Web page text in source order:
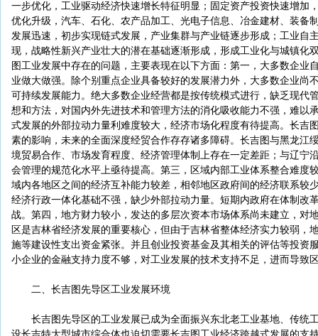
一步优化，工业驱动经济快速增长特征明显；固定资产投资快速增加
优化升级，汽车、石化、农产品加工、光电子信息、冶金建材、装备
发展迅速，初步实现链式发展，产业集群与产业链逐步形成；工业自
现，战略性新兴产业壮大的潜在基础逐渐形成，形成工业化与城镇化
图工业发展中存在的问题，主要表现在以下方面：第一，大多数企业
业做大做强。除个别重点企业具备较好的发展潜力外，大多数企业尚
可持续发展能力。绝大多数企业经营都是按传统模式进行，缺乏现代
想和方法，对国内外先进技术和管理方法的消化吸收能力不强，难以
式发展的外部拉动力量利难度较大，经济市场化程度有待提高。长吉
素的影响，未来的全面深度经贸合作存存诸多障碍。长吉图与黑龙江
境贸易合作、市场发育程度、经济管理体制上存在一定差距；与辽宁
会管理的规范化水平上亟待提高。第三，区域内部工业体系整合难度
域内各地区之间的经济互补能力较差，相邻地区政府间的经济联系较
经济行政一体化基础不强，缺少外部拉动力量。短期内政府在体制改
战。第四，地方财力较小，发达的多层次资本市场体系尚未建立，对
区是吉林省经济发展的重要核心，但由于吉林省整体经济实力较弱，
施等建设性支出资金紧张。并且创业投资基金及其相关的评估等投资
小企业的金融支持力度不够，对工业发展的技术支持不足，进而导致
二、长吉图先导区工业发展环境
长吉图先导区的工业发展已成为全面振兴东北老工业基地、传统